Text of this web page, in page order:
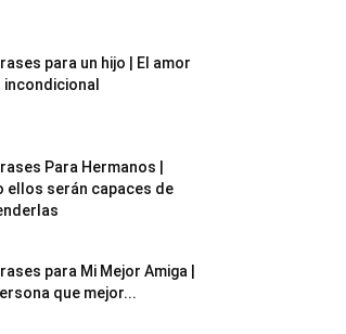
para un hijo | El amor
incondicional
Para Hermanos |
ellos serán capaces de
para Mi Mejor Amiga |
que mejor...